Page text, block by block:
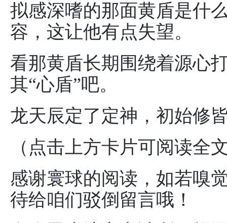
拟感深嗜的那面黄盾是什
容，这让他有点失望。
看那黄盾长期围绕着源心
其“心盾”吧。
龙天辰定了定神，初始修
（点击上方卡片可阅读全
感谢寰球的阅读，如若嗅
待给咱们驳倒留言哦！